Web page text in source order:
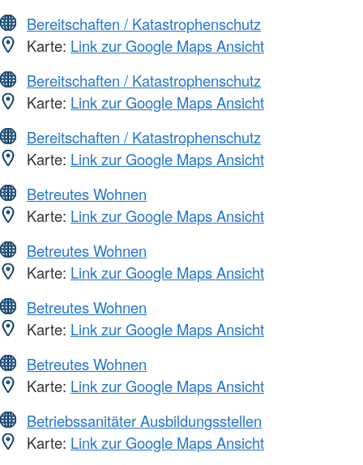
Bereitschaften / Katastrophenschutz
Karte: Link zur Google Maps Ansicht
Bereitschaften / Katastrophenschutz
Karte: Link zur Google Maps Ansicht
Bereitschaften / Katastrophenschutz
Karte: Link zur Google Maps Ansicht
Betreutes Wohnen
Karte: Link zur Google Maps Ansicht
Betreutes Wohnen
Karte: Link zur Google Maps Ansicht
Betreutes Wohnen
Karte: Link zur Google Maps Ansicht
Betreutes Wohnen
Karte: Link zur Google Maps Ansicht
Betriebssanitäter Ausbildungsstellen
Karte: Link zur Google Maps Ansicht